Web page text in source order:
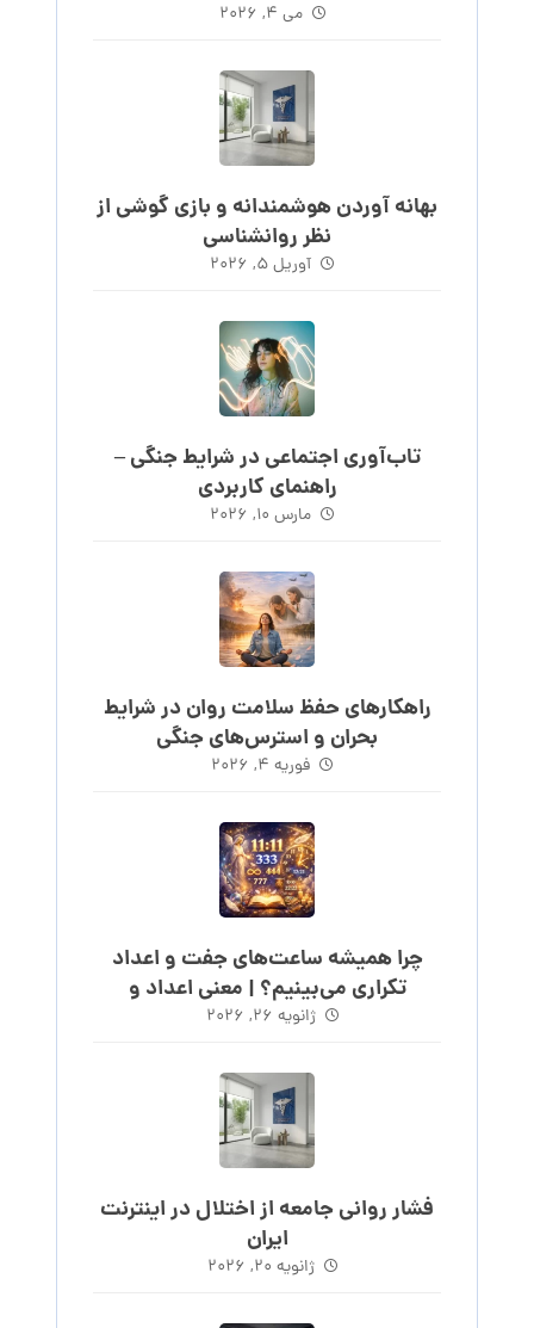
می ۴, ۲۰۲۶
بهانه آوردن هوشمندانه و بازی گوشی از
نظر روانشناسی
آوریل ۵, ۲۰۲۶
تاب‌آوری اجتماعی در شرایط جنگی –
راهنمای کاربردی
مارس ۱۰, ۲۰۲۶
راهکارهای حفظ سلامت روان در شرایط
بحران و استرس‌های جنگی
فوریه ۴, ۲۰۲۶
چرا همیشه ساعت‌های جفت و اعداد
تکراری می‌بینیم؟ | معنی اعداد و
ساعت‌های روند
ژانویه ۲۶, ۲۰۲۶
فشار روانی جامعه از اختلال در اینترنت
ایران
ژانویه ۲۰, ۲۰۲۶